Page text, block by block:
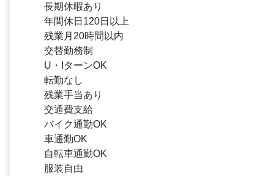
長期休暇あり
年間休日120日以上
残業月20時間以内
交替勤務制
U・IターンOK
転勤なし
残業手当あり
交通費支給
バイク通勤OK
車通勤OK
自転車通勤OK
服装自由